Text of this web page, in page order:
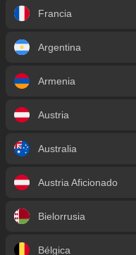
Francia
Argentina
Armenia
Austria
Australia
Austria Aficionado
Bielorrusia
Bélgica